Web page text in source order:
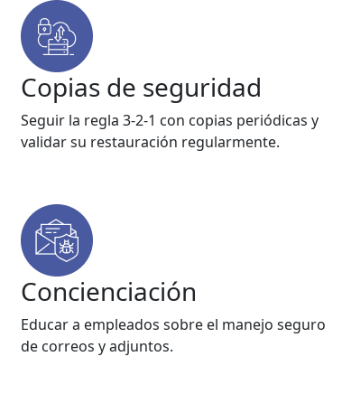
Copias de seguridad
Seguir la regla 3-2-1 con copias periódicas y
validar su restauración regularmente.
Concienciación
Educar a empleados sobre el manejo seguro
de correos y adjuntos.